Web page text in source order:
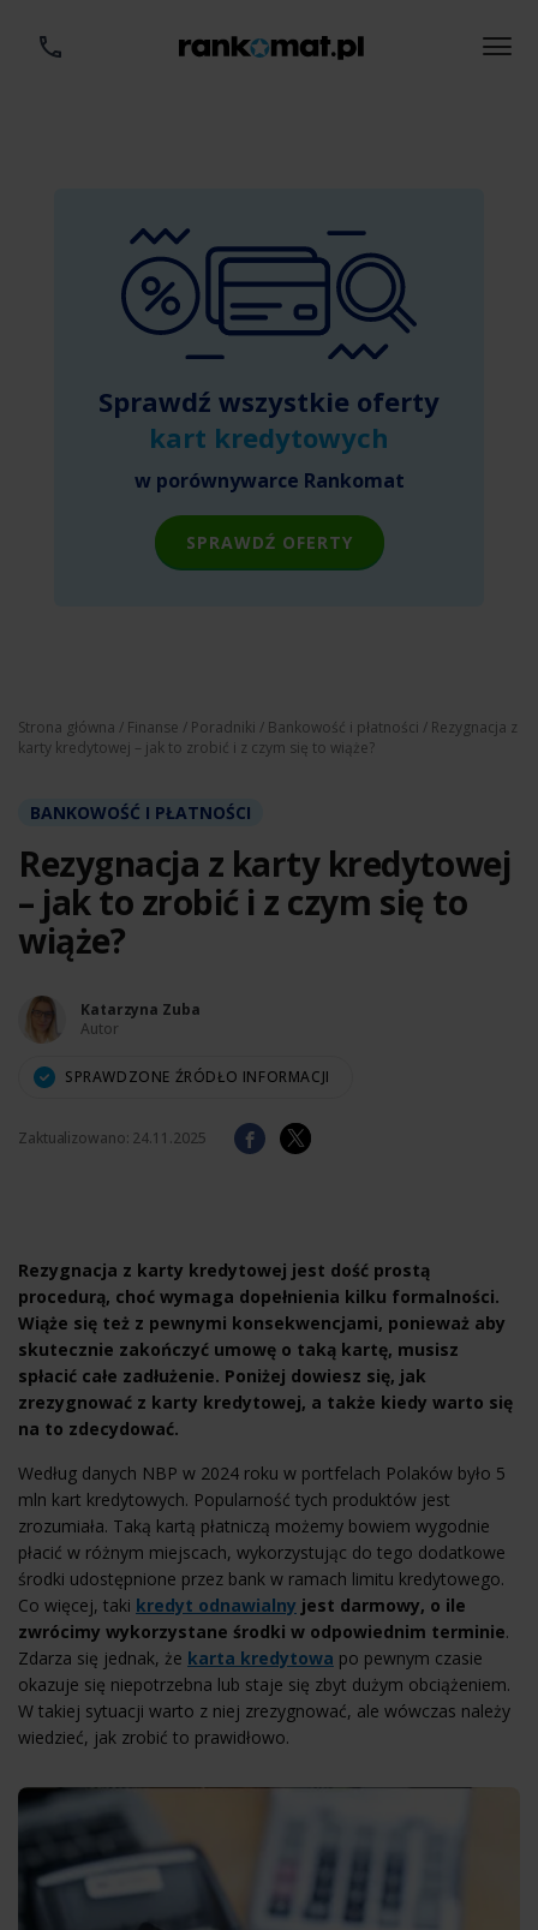
Sprawdź wszystkie oferty
kart kredytowych
w porównywarce Rankomat
SPRAWDŹ OFERTY
Strona główna / Finanse / Poradniki / Bankowość i płatności / Rezygnacja z
karty kredytowej – jak to zrobić i z czym się to wiąże?
BANKOWOŚĆ I PŁATNOŚCI
Rezygnacja z karty kredytowej
– jak to zrobić i z czym się to
wiąże?
Katarzyna Zuba
Autor
SPRAWDZONE ŹRÓDŁO INFORMACJI
Zaktualizowano: 24.11.2025
Rezygnacja z karty kredytowej jest dość prostą
procedurą, choć wymaga dopełnienia kilku formalności.
Wiąże się też z pewnymi konsekwencjami, ponieważ aby
skutecznie zakończyć umowę o taką kartę, musisz
spłacić całe zadłużenie. Poniżej dowiesz się, jak
zrezygnować z karty kredytowej, a także kiedy warto się
na to zdecydować.
Według danych NBP w 2024 roku w portfelach Polaków było 5
mln kart kredytowych. Popularność tych produktów jest
zrozumiała. Taką kartą płatniczą możemy bowiem wygodnie
płacić w różnym miejscach, wykorzystując do tego dodatkowe
środki udostępnione przez bank w ramach limitu kredytowego.
Co więcej, taki kredyt odnawialny jest darmowy, o ile
zwrócimy wykorzystane środki w odpowiednim terminie.
Zdarza się jednak, że karta kredytowa po pewnym czasie
okazuje się niepotrzebna lub staje się zbyt dużym obciążeniem.
W takiej sytuacji warto z niej zrezygnować, ale wówczas należy
wiedzieć, jak zrobić to prawidłowo.